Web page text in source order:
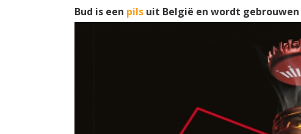
Bud is een pils uit België en wordt